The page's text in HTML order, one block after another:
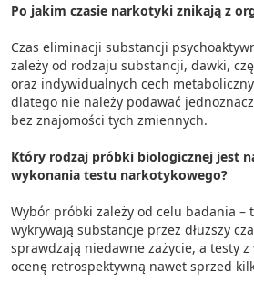
Po jakim czasie narkotyki znikają z
Czas eliminacji substancji
zależy od rodzaju substancji, dawki,
oraz indywidualnych cech
dlatego nie należy podawać
bez znajomości tych zmiennych.
Który rodzaj próbki biologicznej jest
wykonania testu narkotykowego?
Wybór próbki zależy od celu badania –
wykrywają substancje przez dłuższy
sprawdzają niedawne zażycie, a testy z
ocenę retrospektywną nawet sprzed